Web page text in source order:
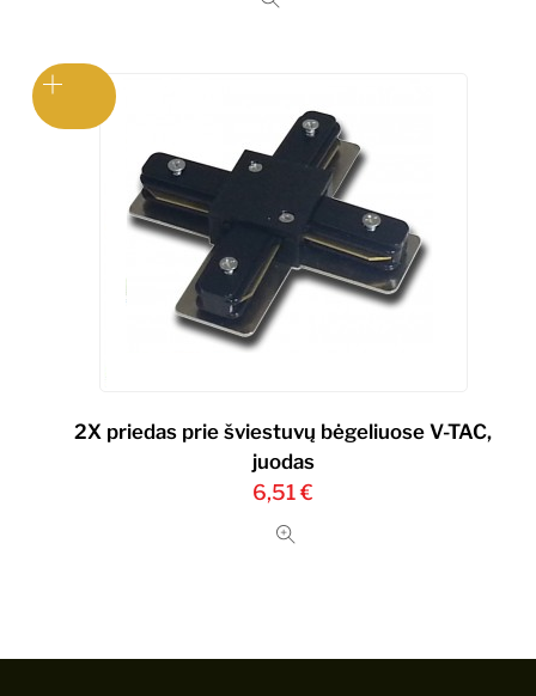
2X priedas prie šviestuvų bėgeliuose V-TAC,
juodas
6,51€